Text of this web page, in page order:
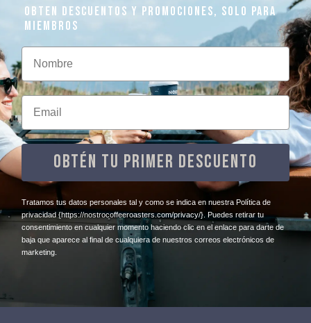
OBTEN DESCUENTOS Y PROMOCIONES, SOLO PARA
MIEMBROS
Nombre
Email
OBTÉN TU PRIMER DESCUENTO
​Tratamos tus datos personales tal y como se indica en nuestra Política de
privacidad {https://nostrocoffeeroasters.com/privacy/} . Puedes retirar tu
consentimiento en cualquier momento haciendo clic en el enlace para darte de
baja que aparece al final de cualquiera de nuestros correos electrónicos de
marketing.